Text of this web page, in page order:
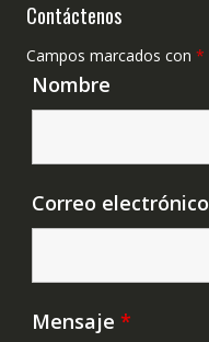
Contáctenos
Campos marcados con *
Nombre
Correo electrónico
Mensaje *